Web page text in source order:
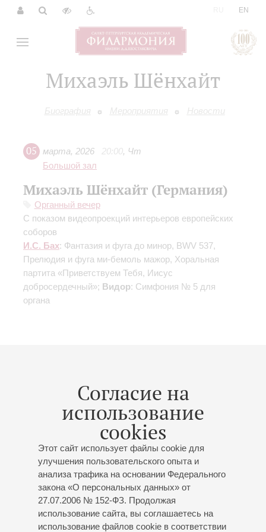
EN
Михаэль Шёнхайт
Биография Мероприятия Новости
Согласие на
использование
cookies
Этот сайт использует файлы cookie для
улучшения пользовательского опыта и
анализа трафика на основании Федерального
закона «О персональных данных» от
27.07.2006 № 152-ФЗ. Продолжая
использование сайта, вы соглашаетесь на
использование файлов cookie в соответствии
05 марта, 2026 20:00, Чт
Большой зал
Михаэль Шёнхайт (Германия)
Органный вечер
С показом видеопроекций интерьеров европейских
соборов
И.С. Бах: Фантазия и фуга до минор, BWV 537,
Прелюдия и фуга ми-бемоль мажор, Хоральная
партита «Приветствуем Тебя, Иисус
добросердечный»; Видор: Симфония № 5 для
органа
Большой зал
«От Баха к B-A-C-H»
Главный органист Гевандхауза в Лейпциге и
Домского собора в Мерзебурге
Михаэль Шёнхайт
Бах: Вступление и фуга (заключительный хор
«Агнец закланный») из кантаты «Умножались скорби
в сердце моем», Пассакалия до минор, BWV 582,
Хоральные прелюдии - «Пробудитесь, голос